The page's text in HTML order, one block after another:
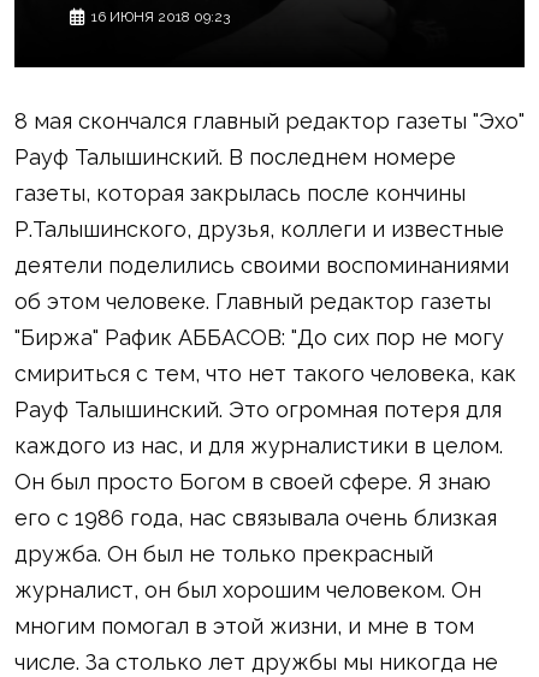
16 ИЮНЯ 2018 09:23
8 мая скончался главный редактор газеты "Эхо"
Рауф Талышинский. В последнем номере
газеты, которая закрылась после кончины
Р.Талышинского, друзья, коллеги и известные
деятели поделились своими воспоминаниями
об этом человеке. Главный редактор газеты
"Биржа" Рафик АББАСОВ: "До сих пор не могу
смириться с тем, что нет такого человека, как
Рауф Талышинский. Это огромная потеря для
каждого из нас, и для журналистики в целом.
Он был просто Богом в своей сфере. Я знаю
его с 1986 года, нас связывала очень близкая
дружба. Он был не только прекрасный
журналист, он был хорошим человеком. Он
многим помогал в этой жизни, и мне в том
числе. За столько лет дружбы мы никогда не